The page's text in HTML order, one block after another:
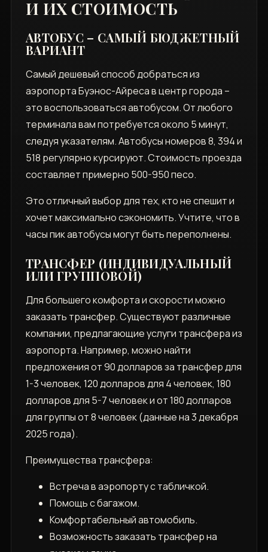
И ИХ СТОИМОСТЬ
АВТОБУС – САМЫЙ БЮДЖЕТНЫЙ
ВАРИАНТ
Самый дешевый способ добраться из
аэропорта Буэнос-Айреса в центр города –
это воспользоваться автобусом. От любого
терминала вам потребуется около 5 минут,
следуя указателям. Автобусы номеров 8, 394 и
518 регулярно курсируют. Стоимость проезда
составляет примерно 500-950 песо.
Это отличный выбор для тех, кто не спешит и
хочет максимально сэкономить. Учтите, что в
часы пик автобусы могут быть переполнены.
ТРАНСФЕР (ИНДИВИДУАЛЬНЫЙ
ИЛИ ГРУППОВОЙ)
Для большего комфорта и скорости можно
заказать трансфер. Существуют различные
компании, предлагающие услуги трансфера из
аэропорта. Например, можно найти
предложения от 90 долларов за трансфер для
1-3 человек, 120 долларов для 4 человек, 180
долларов для 5-7 человек и от 180 долларов
для группы от 8 человек (данные на 3 декабря
2025 года).
Преимущества трансфера:
Встреча в аэропорту с табличкой.
Помощь с багажом.
Комфортабельный автомобиль.
Возможность заказать трансфер на